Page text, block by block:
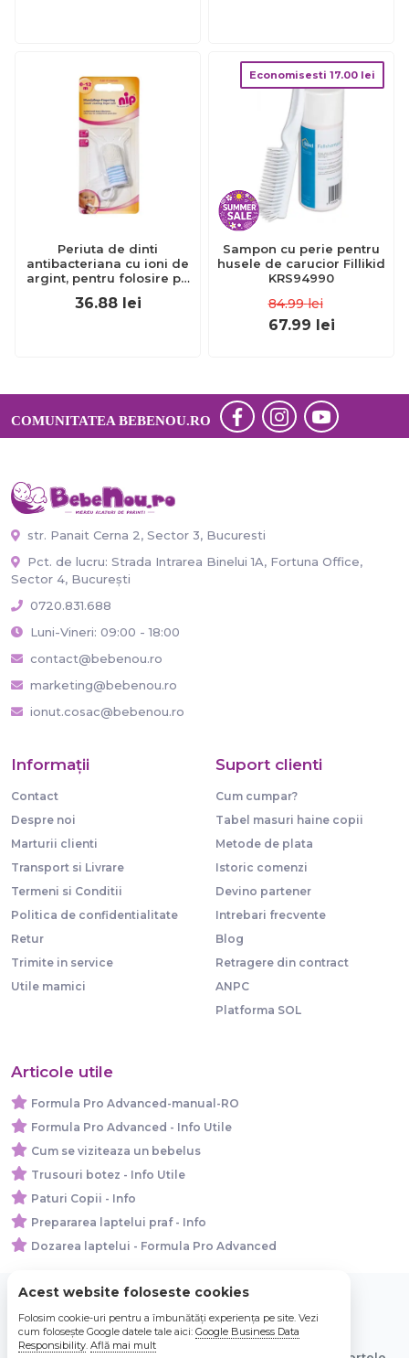
Periuta de dinti
antibacteriana cu ioni de
argint, pentru folosire pe
deget, 0-12 luni, nip 37070
36.88 lei
Economisesti 17.00 lei
Sampon cu perie pentru
husele de carucior Fillikid
KRS94990
84.99 lei
67.99 lei
COMUNITATEA BEBENOU.RO
str. Panait Cerna 2, Sector 3, Bucuresti
Pct. de lucru: Strada Intrarea Binelui 1A, Fortuna Office,
Sector 4, București
0720.831.688
Luni-Vineri: 09:00 - 18:00
contact@bebenou.ro
marketing@bebenou.ro
ionut.cosac@bebenou.ro
Informaţii
Contact
Despre noi
Marturii clienti
Transport si Livrare
Termeni si Conditii
Politica de confidentialitate
Retur
Trimite in service
Utile mamici
Suport clienti
Cum cumpar?
Tabel masuri haine copii
Metode de plata
Istoric comenzi
Devino partener
Intrebari frecvente
Blog
Retragere din contract
ANPC
Platforma SOL
Articole utile
Formula Pro Advanced-manual-RO
Formula Pro Advanced - Info Utile
Cum se viziteaza un bebelus
Trusouri botez - Info Utile
Paturi Copii - Info
Prepararea laptelui praf - Info
Dozarea laptelui - Formula Pro Advanced
© 2026 Bebe Nou Online Store SRL
Acest website foloseste cookies
Folosim cookie-uri pentru a îmbunătăți experiența pe site. Vezi
cum folosește Google datele tale aici: Google Business Data
Responsibility. Află mai mult